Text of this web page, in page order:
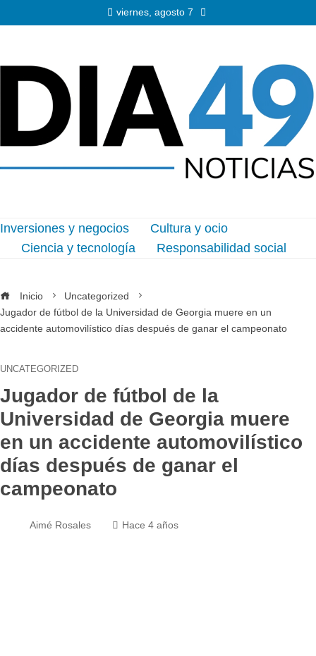
viernes, agosto 7
Inversiones y negocios
Cultura y ocio
Ciencia y tecnología
Responsabilidad social
Inicio
Uncategorized
Jugador de fútbol de la Universidad de Georgia muere en un
accidente automovilístico días después de ganar el campeonato
UNCATEGORIZED
Jugador de fútbol de la
Universidad de Georgia muere
en un accidente automovilístico
días después de ganar el
campeonato
Aimé Rosales Hace 4 años